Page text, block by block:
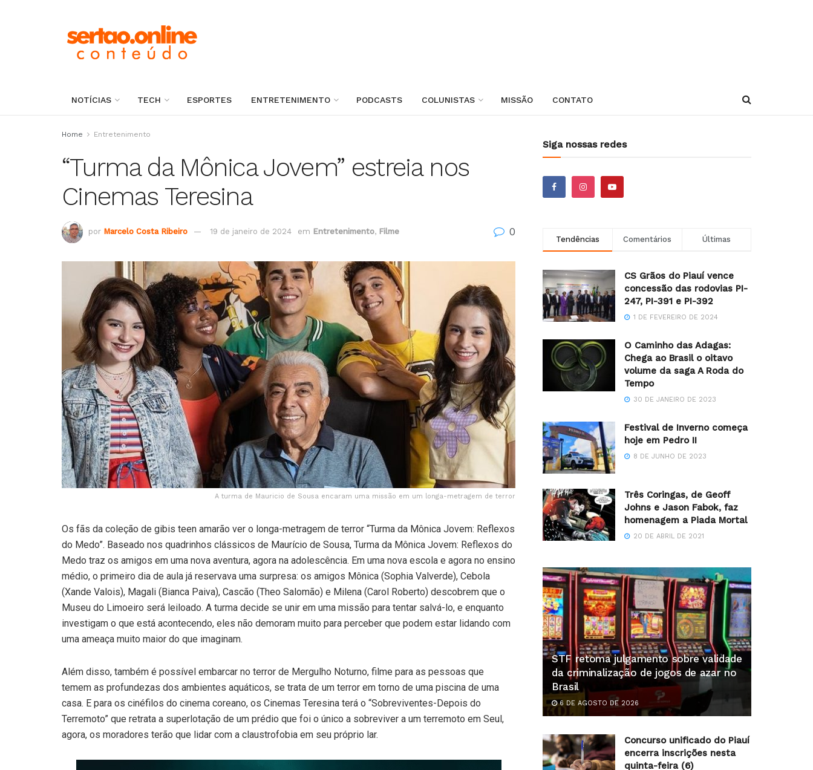
NOTÍCIAS TECH ESPORTES ENTRETENIMENTO PODCASTS COLUNISTAS MISSÃO CONTATO
Home Entretenimento
“Turma da Mônica Jovem” estreia nos
Cinemas Teresina
por Marcelo Costa Ribeiro 19 de janeiro de 2024 em Entretenimento, Filme 0
A turma de Mauricio de Sousa encaram uma missão em um longa-metragem de terror
Os fãs da coleção de gibis teen amarão ver o longa-metragem de terror “Turma da Mônica Jovem: Reflexos
do Medo”. Baseado nos quadrinhos clássicos de Maurício de Sousa, Turma da Mônica Jovem: Reflexos do
Medo traz os amigos em uma nova aventura, agora na adolescência. Em uma nova escola e agora no ensino
médio, o primeiro dia de aula já reservava uma surpresa: os amigos Mônica (Sophia Valverde), Cebola
(Xande Valois), Magali (Bianca Paiva), Cascão (Theo Salomão) e Milena (Carol Roberto) descobrem que o
Museu do Limoeiro será leiloado. A turma decide se unir em uma missão para tentar salvá-lo, e enquanto
investigam o que está acontecendo, eles não demoram muito para perceber que podem estar lidando com
uma ameaça muito maior do que imaginam.
Além disso, também é possível embarcar no terror de Mergulho Noturno, filme para as pessoas que
temem as profundezas dos ambientes aquáticos, se trata de um terror em torno de uma piscina de uma
casa. E para os cinéfilos do cinema coreano, os Cinemas Teresina terá o “Sobreviventes-Depois do
Terremoto” que retrata a superlotação de um prédio que foi o único a sobreviver a um terremoto em Seul,
agora, os moradores terão que lidar com a claustrofobia em seu próprio lar.
Siga nossas redes
Tendências Comentários Últimas
CS Grãos do Piauí vence
concessão das rodovias PI-
247, PI-391 e PI-392
1 DE FEVEREIRO DE 2024
O Caminho das Adagas:
Chega ao Brasil o oitavo
volume da saga A Roda do
Tempo
30 DE JANEIRO DE 2023
Festival de Inverno começa
hoje em Pedro II
8 DE JUNHO DE 2023
Três Coringas, de Geoff
Johns e Jason Fabok, faz
homenagem a Piada Mortal
20 DE ABRIL DE 2021
STF retoma julgamento sobre validade
da criminalização de jogos de azar no
Brasil
6 DE AGOSTO DE 2026
Concurso unificado do Piauí
encerra inscrições nesta
quinta-feira (6)